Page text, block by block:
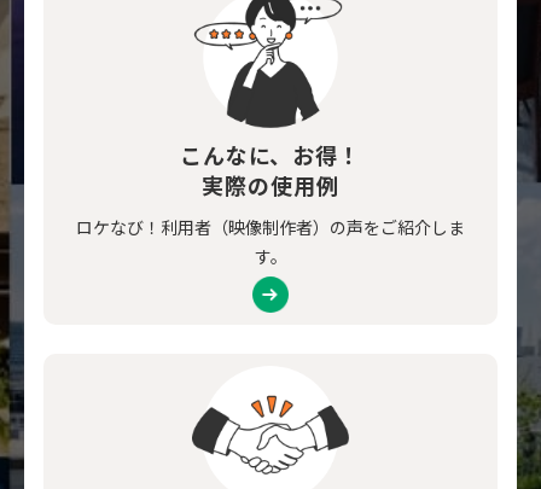
こんなに、お得！
実際の使用例
ロケなび！利用者（映像制作者）の声をご紹介しま
す。